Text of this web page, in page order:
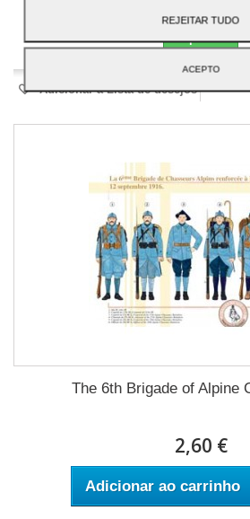
Disponível
Adicionar à Lista de desejos
The 6th Brigade of Alpine
2,60 €
Adicionar ao carrinho
REJEITAR TUDO
ACEPTO